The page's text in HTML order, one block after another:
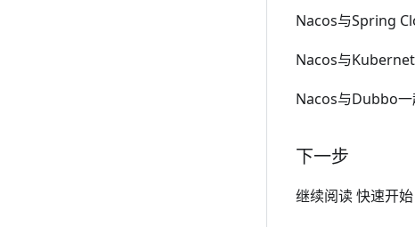
Nacos与Spring
Nacos与
Nacos与Dubbo一
下一步
继续阅读快速开始